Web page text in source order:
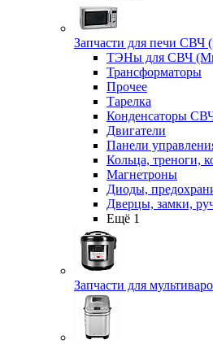
Запчасти для печи СВЧ
ТЭНы для СВЧ
Трансформаторы
Прочее
Тарелка
Конденсаторы
Двигатели
Панели
Кольца, треноги,
Магнетроны
Диоды,
Дверцы, замки,
Ещё 1
Запчасти для